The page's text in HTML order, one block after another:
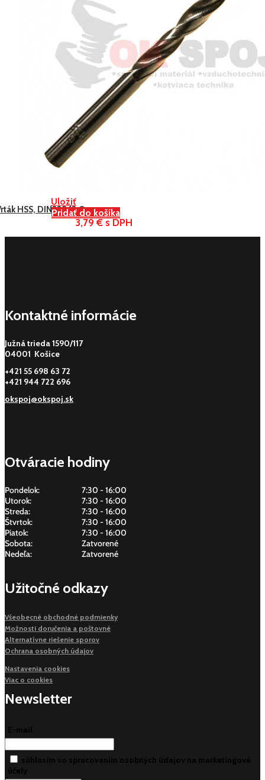
Uložiť
Pridať do košíka
HSS, DIN338 12,0
3,79 € s DPH
Kontaktné informácie
Južná trieda 1590/117
04001 Košice
+421 55 698 63 72
+421 944 722 696
okspoj@okspoj.sk
Otváracie hodiny
Pondelok:
7:30 - 16:00
Utorok:
7:30 - 16:00
Streda:
7:30 - 16:00
Štvrtok:
7:30 - 16:00
Piatok:
7:30 - 16:00
Sobota:
Zatvorené
Nedeľa:
Zatvorené
Užitočné odkazy
Všeobecné obchodné podmienky
Možnosti doručenia a poštovné
Alternatívne riešenie sporov
Ochrana osobných údajov
Nastavenia cookies
Viac o cookies
Newsletter
E-mail
súhlasim so spracovaním osobných údajov na marketingové
účely